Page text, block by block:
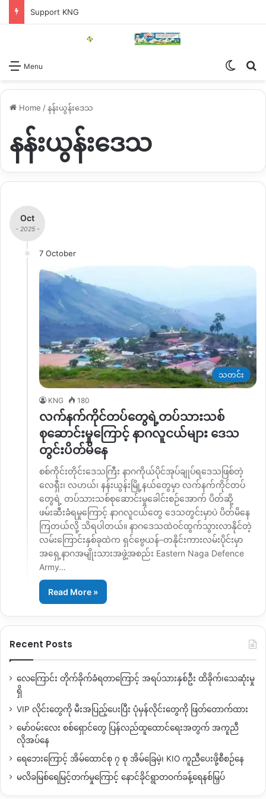
Support KNG
Menu
Home /နန်းယွန်းဒေသ
နန်းယွန်းဒေသ
Oct
- 2025 -
7 October
သတင်း
KNG 180
လက်နက်ကိုင်တပ်တွေရဲ့တပ်သားသစ်
စုဆောင်းမှုကြောင့် နာဂလူငယ်များ ဒေသ
တွင်းပိတ်မိနေ
စစ်ကိုင်းတိုင်းဒေသကြီး နာဂကိုယ်ပိုင်အုပ်ချုပ်ရဒေသဖြစ်တဲ့
လေရှီး၊ လဟယ်၊ နန်းယွန်းမြို့နယ်တွေမှာ လက်နက်ကိုင်တပ်
တွေရဲ့ တပ်သားသစ်စုဆောင်းမှုခေါင်းစဉ်အောက် ပိတ်ဆို့
ဖမ်းဆီးခံရမှုကြောင့် နာဂလူငယ်တွေ ဒေသတွင်းမှာပဲ ပိတ်မိနေ
ကြတယ်လို့ သိရပါတယ်။ နာဂဒေသထဲဝင်ထွက်သွားလာနိုင်တဲ့
လမ်းကြောင်းနှစ်ခုထဲက ရှင်ဗွေယန်–တနိုင်းကားလမ်းပိုင်းမှာ
အရှေ့နာဂအမျိုးသားအဖွဲ့အစည်း Eastern Naga Defence
Army…
Read More »
Recent Posts
လေကြောင်း တိုက်ခိုက်ခံရတာကြောင့် အရပ်သားနှစ်ဦး ထိခိုက်၊သေဆုံးမှု
ရှိ
VIP လိုင်းတွေကို မီးအပြည့်ပေးပြီး ပုံမှန်လိုင်းတွေကို ဖြတ်တောက်ထား
မော်ဝမ်းလေး စစ်ရှောင်တွေ ပြန်လည်ထူထောင်ရေးအတွက် အကူညီ
လိုအပ်နေ
ရေဘေးကြောင့် အိမ်ထောင်စု ၇ စု အိမ်ခြေမဲ့၊ KIO ကူညီပေးဖို့စီစဉ်နေ
မလိခမြစ်ရေမြင့်တက်မှုကြောင့် နောင်ခိုင်ရွာတဝက်ခန့်ရေနစ်မြှပ်